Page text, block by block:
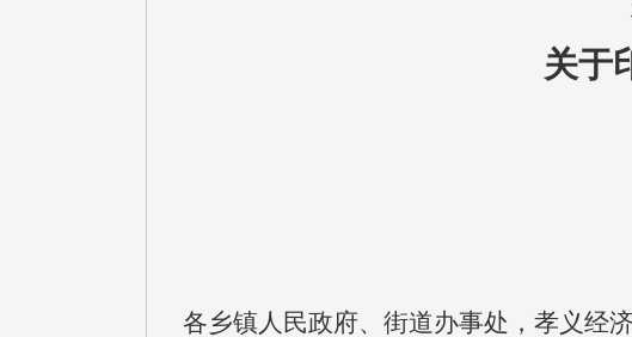
关于
各乡镇人民政府、街道办事处，孝义经